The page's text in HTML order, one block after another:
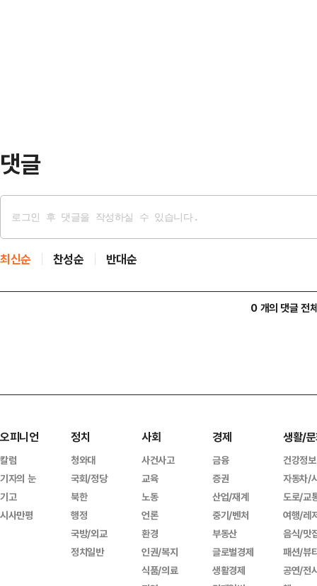
댓글
최신순 찬성순 반대순
0 개의 댓글 전
오피니언
칼럼
기자의 눈
기고
시사만평
정치
청와대
국회/정당
북한
행정
국방/외교
정치일반
사회
사건사고
교육
노동
언론
환경
인권/복지
식품/의료
경제
금융
증권
산업/재계
중기/벤처
부동산
글로벌경제
생활경제
생활/
건강정보
자동차/
도로/교
여행/레
음식/맛
패션/뷰
공연/전